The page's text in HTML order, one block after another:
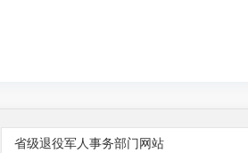
省级退役军人事务部门网站